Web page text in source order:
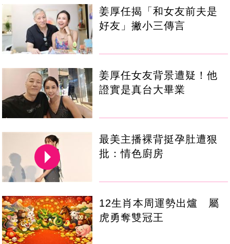
姜厚任揭「和女友前夫是
好友」撇小三傳言
姜厚任女友背景遭疑！他
證實是真台大畢業
最美主播裸背挺孕肚遭狠
批：情色廚房
12生肖本周運勢出爐 屬
虎勇奪雙冠王